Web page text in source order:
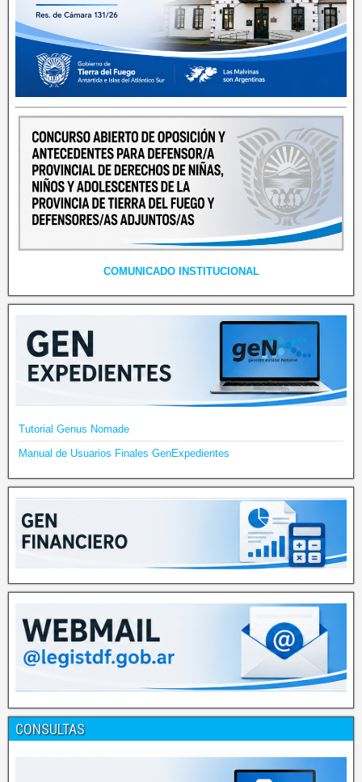
COMUNICADO INSTITUCIONAL
Tutorial Genus Nomade
Manual de Usuarios Finales GenExpedientes
CONSULTAS